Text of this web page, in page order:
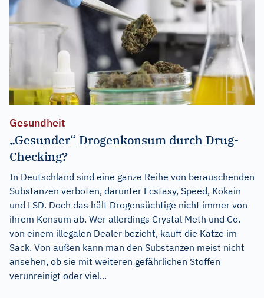
Gesundheit
„Gesunder“ Drogenkonsum durch Drug-
Checking?
In Deutschland sind eine ganze Reihe von berauschenden
Substanzen verboten, darunter Ecstasy, Speed, Kokain
und LSD. Doch das hält Drogensüchtige nicht immer von
ihrem Konsum ab. Wer allerdings Crystal Meth und Co.
von einem illegalen Dealer bezieht, kauft die Katze im
Sack. Von außen kann man den Substanzen meist nicht
ansehen, ob sie mit weiteren gefährlichen Stoffen
verunreinigt oder viel...